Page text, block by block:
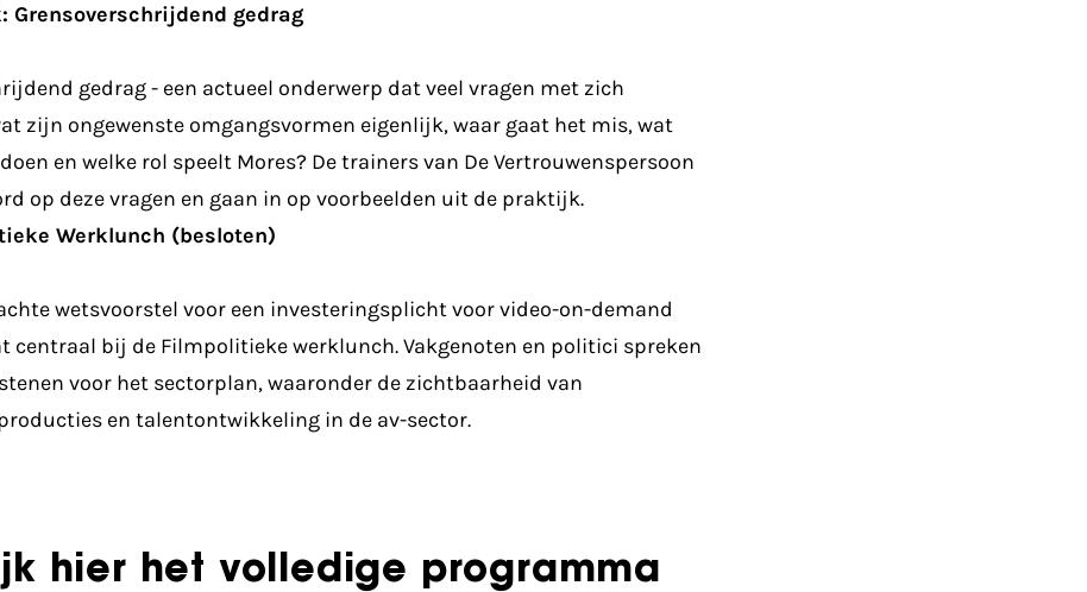
Grensoverschrijdend gedrag
gedrag - een actueel onderwerp dat veel vragen met zich
zijn ongewenste omgangsvormen eigenlijk, waar gaat het mis, wat
en welke rol speelt Mores? De trainers van De Vertrouwenspersoon
op deze vragen en gaan in op voorbeelden uit de praktijk.
Werklunch (besloten)
wetsvoorstel voor een investeringsplicht voor video-on-demand
centraal bij de Filmpolitieke werklunch. Vakgenoten en politici spreken
voor het sectorplan, waaronder de zichtbaarheid van
en talentontwikkeling in de av-sector.
hier het volledige programma